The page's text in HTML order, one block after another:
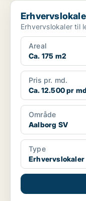
Erhvervslokaler i
Erhvervslokaler til
Areal
Ca. 175 m2
Pris pr. md.
Ca. 12.500 pr md
Område
Aalborg SV
Type
Erhvervslokaler